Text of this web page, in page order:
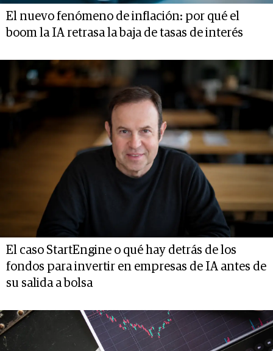
El nuevo fenómeno de inflación: por qué el
boom la IA retrasa la baja de tasas de interés
El caso StartEngine o qué hay detrás de los
fondos para invertir en empresas de IA antes de
su salida a bolsa